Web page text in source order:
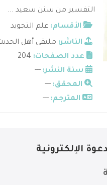
التفسير من سنن سعيد ...
الأقسام: علم التجويد
الناشر: ملتقى أهل
عدد الصفحات:
سنة النشر: ---
المحقق: ---
المترجم: ---
الإلكترونية